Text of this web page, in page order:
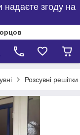
згоду на
Розсувні